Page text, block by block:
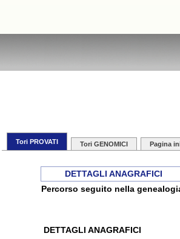
Tori PROVATI Tori GENOMICI Pagina
DETTAGLI ANAGRAFICI
Percorso seguito nella
DETTAGLI ANAGRAFICI